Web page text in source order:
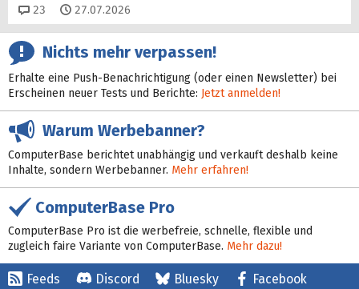
23 Kommentare
27.07.2026
Nichts mehr verpassen!
Erhalte eine Push-Benachrichtigung (oder einen Newsletter) bei
Erscheinen neuer Tests und Berichte: Jetzt anmelden!
Warum Werbebanner?
ComputerBase berichtet unabhängig und verkauft deshalb keine
Inhalte, sondern Werbebanner. Mehr erfahren!
ComputerBase Pro
ComputerBase Pro ist die werbefreie, schnelle, flexible und
zugleich faire Variante von ComputerBase. Mehr dazu!
Feeds Discord Bluesky Facebook